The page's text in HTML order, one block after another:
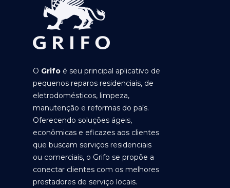
O Grifo é seu principal aplicativo de
pequenos reparos residenciais, de
eletrodomésticos, limpeza,
manutenção e reformas do país.
Oferecendo soluções ágeis,
econômicas e eficazes aos clientes
que buscam serviços residenciais
ou comerciais, o Grifo se propõe a
conectar clientes com os melhores
prestadores de serviço locais.